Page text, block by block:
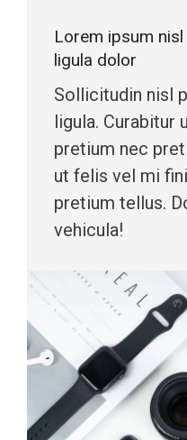
Lorem ipsum
ligula dolor
Sollicitudin nisl
ligula. Curabitur
pretium nec
ut felis vel mi
pretium tellus.
vehicula!